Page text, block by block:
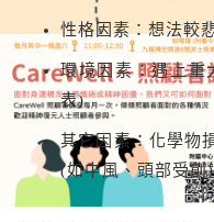
性格因素：想法較
環境因素：遇上重
表)
其它因素：化學物
(如中風、頭部受創)